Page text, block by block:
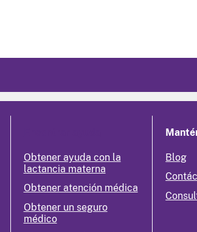
Obtener ayuda con la
lactancia materna
Obtener atención médica
Obtener un seguro
médico
Blog